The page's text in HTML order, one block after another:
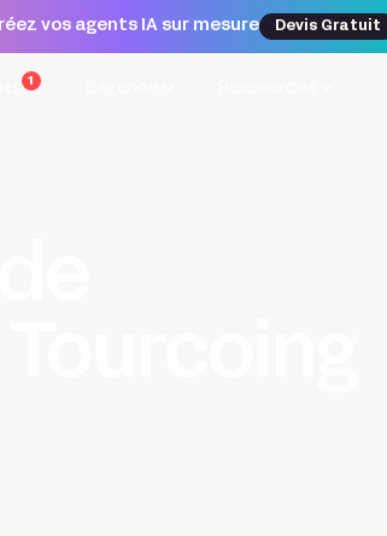
vos agents IA sur mesure Devis Gratuit
1